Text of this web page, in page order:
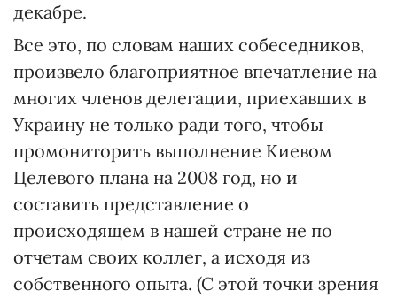
декабре.
Все это, по словам наших собеседников,
произвело благоприятное впечатление на
многих членов делегации, приехавших в
Ук­раи­ну не только ради того, чтобы
промониторить выполнение Киевом
Целевого плана на 2008 год, но и
составить представление о
происходящем в нашей стране не по
отчетам своих коллег, а исходя из
собственного опыта. (С этой точ­ки зрения